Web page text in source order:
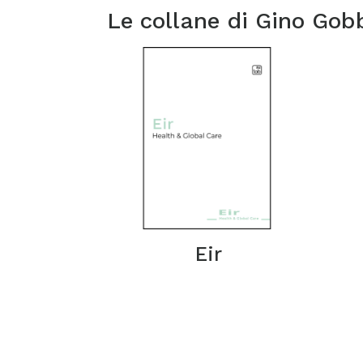
Le collane di Gino
Eir